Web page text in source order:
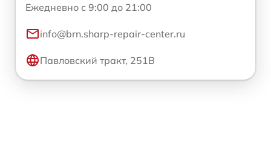
Ежедневно с 9:00 до 21:00
info@brn.sharp-repair-center.ru
Павловский тракт, 251В